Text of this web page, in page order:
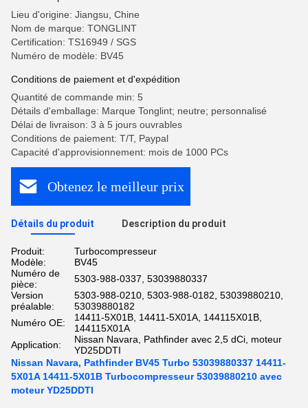
Lieu d'origine: Jiangsu, Chine
Nom de marque: TONGLINT
Certification: TS16949 / SGS
Numéro de modèle: BV45
Conditions de paiement et d'expédition
Quantité de commande min: 5
Détails d'emballage: Marque Tonglint; neutre; personnalisé
Délai de livraison: 3 à 5 jours ouvrables
Conditions de paiement: T/T, Paypal
Capacité d'approvisionnement: mois de 1000 PCs
Obtenez le meilleur prix
Détails du produit Description du produit
Produit:
Turbocompresseur
Modèle:
BV45
Numéro de
pièce:
5303-988-0337, 53039880337
Version
préalable:
5303-988-0210, 5303-988-0182, 53039880210,
53039880182
Numéro OE:
14411-5X01B, 14411-5X01A, 144115X01B,
144115X01A
Application:
Nissan Navara, Pathfinder avec 2,5 dCi, moteur
YD25DDTI
Nissan Navara, Pathfinder BV45 Turbo 53039880337 14411-
5X01A 14411-5X01B Turbocompresseur 53039880210 avec
moteur YD25DDTI